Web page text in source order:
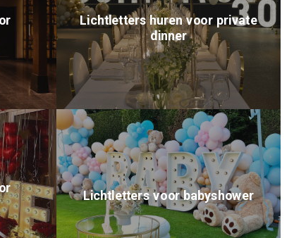
Lichtletters huren voor private
dinner
Lichtletters voor babyshower